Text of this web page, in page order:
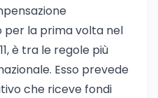
la prima volta nel
è tra le regole più
Esso prevede
che riceve fondi